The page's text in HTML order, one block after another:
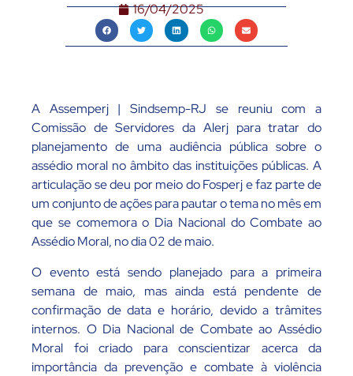
16/04/2025
A Assemperj | Sindsemp-RJ se reuniu com a
Comissão de Servidores da Alerj para tratar do
planejamento de uma audiência pública sobre o
assédio moral no âmbito das instituições públicas. A
articulação se deu por meio do Fosperj e faz parte de
um conjunto de ações para pautar o tema no mês em
que se comemora o Dia Nacional do Combate ao
Assédio Moral, no dia 02 de maio.
O evento está sendo planejado para a primeira
semana de maio, mas ainda está pendente de
confirmação de data e horário, devido a trâmites
internos. O Dia Nacional de Combate ao Assédio
Moral foi criado para conscientizar acerca da
importância da prevenção e combate à violência